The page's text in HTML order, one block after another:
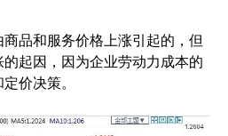
商品和服务价格上涨引起的，但
起因，因为企业劳动力成本的
价决策。